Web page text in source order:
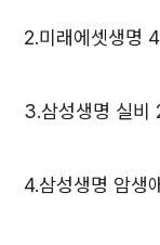
2.미래에셋생
3.삼성생명 실
4.삼성생명 암